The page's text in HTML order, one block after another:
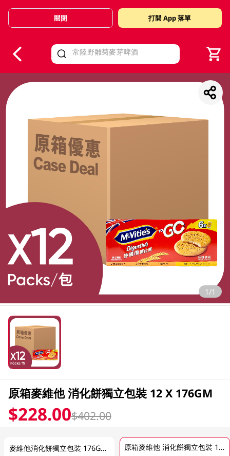
Valid Until 30 June 2026
關閉 打開 App 落單
1/1
原箱麥維他 消化餅獨立包裝 12 X 176GM
$228.00$402.00
麥維他消化餅獨立包裝 176GM (包裝隨機發放) 原箱麥維他 消化餅獨立包裝 12 X 176GM